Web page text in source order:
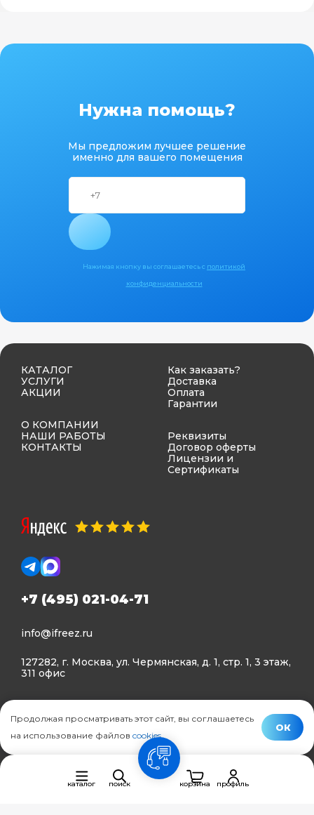
Нужна помощь?
Мы предложим лучшее решение
именно для вашего помещения
Нажимая кнопку вы соглашаетесь с политикой
конфиденциальности
КАТАЛОГ
УСЛУГИ
АКЦИИ
О КОМПАНИИ
НАШИ РАБОТЫ
КОНТАКТЫ
Как заказать?
Доставка
Оплата
Гарантии
Реквизиты
Договор оферты
Лицензии и
Сертификаты
+7 (495) 021-04-71
info@ifreez.ru
127282, г. Москва, ул. Чермянская, д. 1, стр. 1, 3 этаж,
311 офис
Политика конфиденциальности
Политика использования Cookies
© Ifreez - продажа и установка климатической техники,
каталог поиск
связь
корзина
профиль
Продолжая просматривать этот сайт, вы соглашаетесь
на использование файлов cookies.
ОК